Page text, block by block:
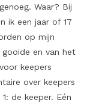
Waar? Bij
ik een jaar of 17
op mijn
en van het
keepers
over keepers
de keeper. Eén